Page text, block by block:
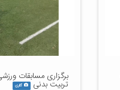
برگزاری مسابقات
تربیت بدنی گالری